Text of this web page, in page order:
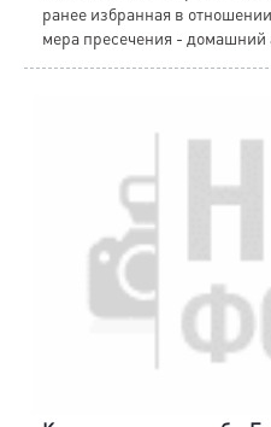
ранее избранная в
мера пресечения - домашний